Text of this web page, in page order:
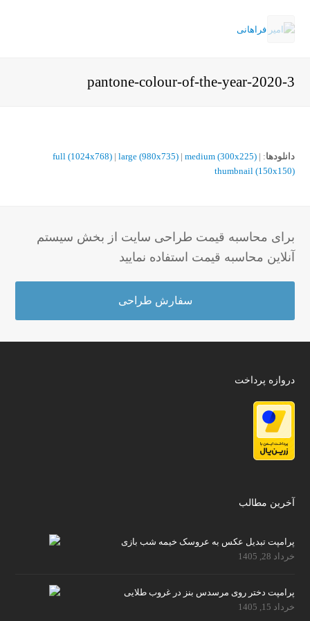
Open
Menu
pantone-colour-of-the-year-2020-3
دانلودها:
full (1024x768)| large (980x735)| medium (300x225)|
thumbnail (150x150)
برای محاسبه قیمت طراحی سایت از بخش سیستم
آنلاین محاسبه قیمت استفاده نمایید
سفارش طراحی
دروازه پرداخت
آخرین مطالب
پرامپت تبدیل عکس به عروسک خیمه شب بازی
خرداد 28, 1405
پرامپت دختر روی مرسدس بنز در غروب طلایی
خرداد 15, 1405